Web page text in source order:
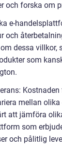
och forska om
e-
och
dessa villkor,
som
mellan
att jämföra
som
och pålitlig